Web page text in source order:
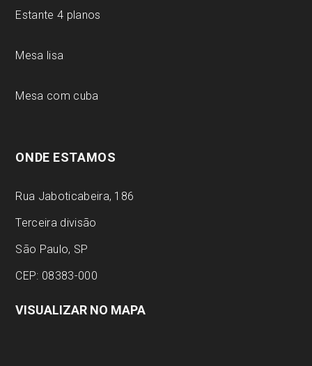
Estante 4 planos
Mesa lisa
Mesa com cuba
ONDE ESTAMOS
Rua Jaboticabeira, 186
Terceira divisão
São Paulo, SP
CEP: 08383-000
VISUALIZAR NO MAPA